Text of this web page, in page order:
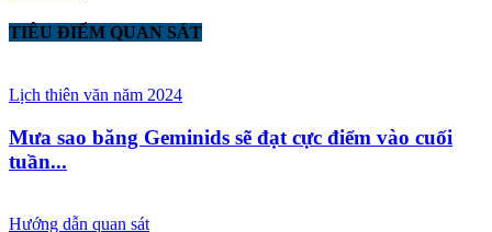
TIÊU ĐIỂM QUAN SÁT
Lịch thiên văn năm 2024
Mưa sao băng Geminids sẽ đạt cực điểm vào cuối
tuần...
Hướng dẫn quan sát